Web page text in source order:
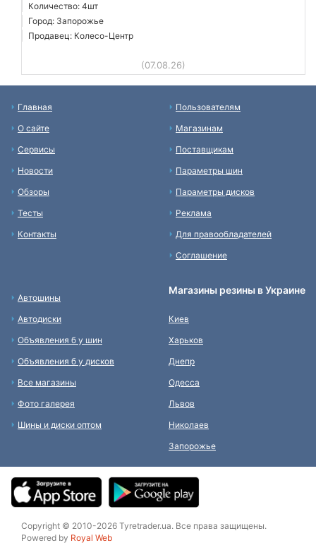
Количество: 4шт
Город: Запорожье
Продавец: Колесо-Центр
(07.08.26)
Главная
О сайте
Сервисы
Новости
Обзоры
Тесты
Контакты
Пользователям
Магазинам
Поставщикам
Параметры шин
Параметры дисков
Реклама
Для правообладателей
Соглашение
Автошины
Автодиски
Объявления б у шин
Объявления б у дисков
Все магазины
Фото галерея
Шины и диски оптом
Магазины резины в Украине
Киев
Харьков
Днепр
Одесса
Львов
Николаев
Запорожье
Copyright © 2010-2026 Tyretrader.ua. Все права защищены.
Powered by Royal Web